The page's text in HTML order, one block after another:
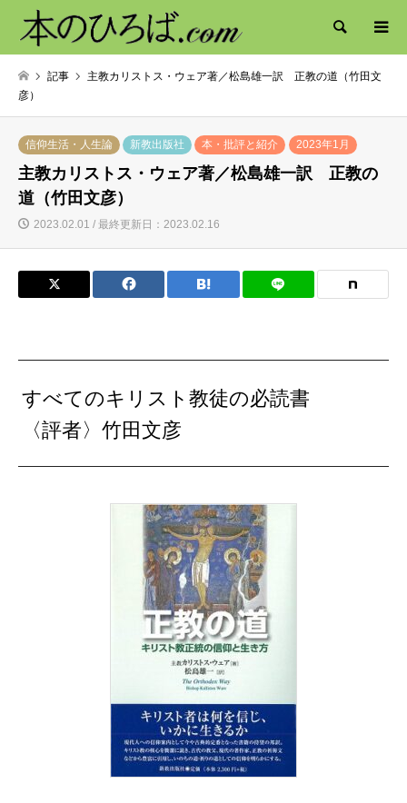
検索
記事
主教カリストス・ウェア著／松島雄一訳 正教の道（竹田文
彦）
信仰生活・人生論 新教出版社 本・批評と紹介 2023年1月
主教カリストス・ウェア著／松島雄一訳 正教の
道（竹田文彦）
2023.02.01 / 最終更新日：2023.02.16
すべてのキリスト教徒の必読書
〈評者〉竹田文彦